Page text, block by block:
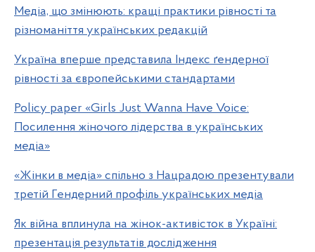
Медіа, що змінюють: кращі практики рівності та
різноманіття українських редакцій
Україна вперше представила Індекс ґендерної
рівності за європейськими стандартами
Policy paper «Girls Just Wanna Have Voice:
Посилення жіночого лідерства в українських
медіа»
«Жінки в медіа» спільно з Нацрадою презентували
третій Гендерний профіль українських медіа
Як війна вплинула на жінок-активісток в Україні:
презентація результатів дослідження